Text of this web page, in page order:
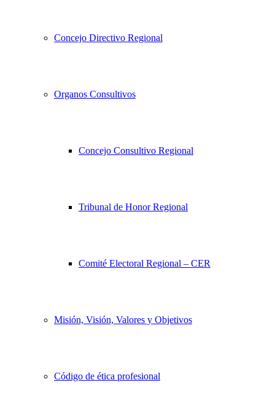
Concejo Directivo Regional
Organos Consultivos
Concejo Consultivo Regional
Tribunal de Honor Regional
Comité Electoral Regional – CER
Misión, Visión, Valores y Objetivos
Código de ética profesional